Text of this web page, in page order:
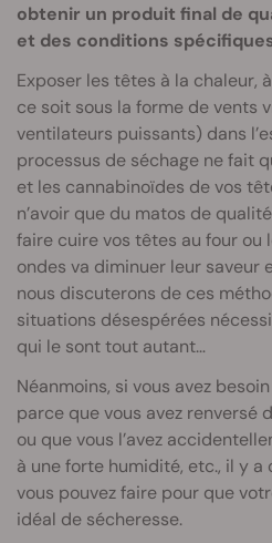
obtenir un produit final de
et des conditions
Exposer les têtes à la chaleur,
ce soit sous la forme de vents
ventilateurs puissants) dans
processus de séchage ne fait
et les cannabinoïdes de vos
n’avoir que du matos de
faire cuire vos têtes au four ou
ondes va diminuer leur saveur
nous discuterons de ces
situations désespérées
qui le sont tout autant…
Néanmoins, si vous avez
parce que vous avez renversé
ou que vous l’avez
à une forte humidité, etc., il y
vous pouvez faire pour que
idéal de sécheresse.